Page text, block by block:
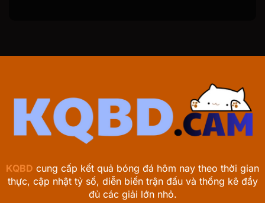
KQBD cung cấp kết quả bóng đá hôm nay theo thời gian
thực, cập nhật tỷ số, diễn biến trận đấu và thống kê đầy
đủ các giải lớn nhỏ.